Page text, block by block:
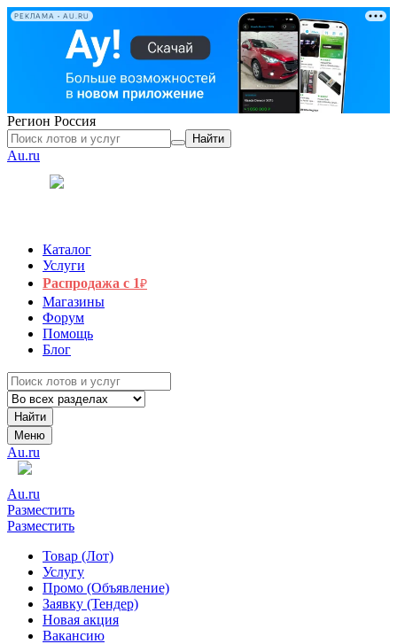
РЕКЛАМА • AU.RU
Регион Россия
Найти
Au.ru
Каталог
Услуги
Распродажа с 1₽
Магазины
Форум
Помощь
Блог
Найти
Меню
Au.ru
Au.ru
Разместить
Разместить
Товар (Лот)
Услугу
Промо (Объявление)
Заявку (Тендер)
Новая акция
Вакансию